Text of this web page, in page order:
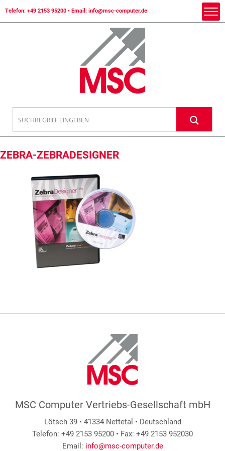
Telefon: +49 2153 95200 • Email: info@msc-computer.de
ZEBRA-ZEBRADESIGNER
MSC Computer Vertriebs-Gesellschaft mbH
Lötsch 39 • 41334 Nettetal • Deutschland
Telefon: +49 2153 95200 • Fax: +49 2153 952030
Email: info@msc-computer.de